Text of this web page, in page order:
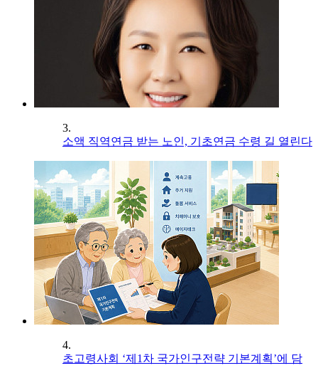
3.
소액 직역연금 받는 노인, 기초연금 수령 길 열린다
4.
초고령사회 ‘제1차 국가인구전략 기본계획’에 담